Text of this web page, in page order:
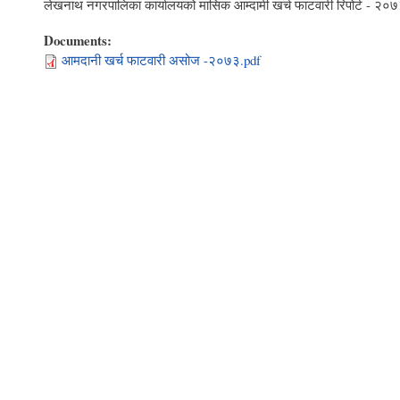
लेखनाथ नगरपालिका कार्यालयको मासिक आम्दामी खर्च फाटवारी रिपोर्ट -
Documents:
आमदानी खर्च फाटवारी असोज -२०७३.pdf